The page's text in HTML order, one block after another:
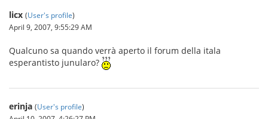
licx (User's profile)
April 9, 2007, 9:55:29 AM
Qualcuno sa quando verrà aperto il forum della itala
esperantisto junularo?
erinja (User's profile)